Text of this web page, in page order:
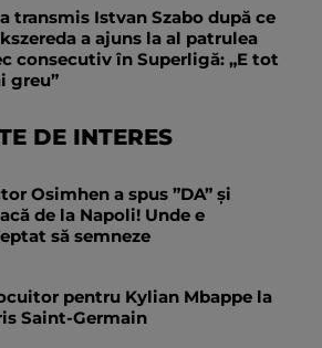
transmis Istvan Szabo după ce
a ajuns la al patrulea
consecutiv în Superligă: „E tot
greu”
DE INTERES
Osimhen a spus ”DA” și
de la Napoli! Unde e
să semneze
pentru Kylian Mbappe la
Saint-Germain